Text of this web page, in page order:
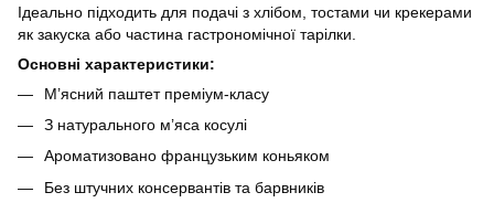
Ідеально підходить для подачі з хлібом, тостами чи крекерами
як закуска або частина гастрономічної тарілки.
Основні характеристики:
М’ясний паштет преміум-класу
З натурального м’яса косулі
Ароматизовано французьким коньяком
Без штучних консервантів та барвників